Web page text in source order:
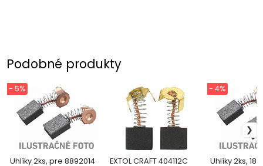
Podobné produkty
Uhlíky 2ks, pre 8892014
- 5%
EXTOL CRAFT 404112C
Uhlíky 2ks,
- 4%